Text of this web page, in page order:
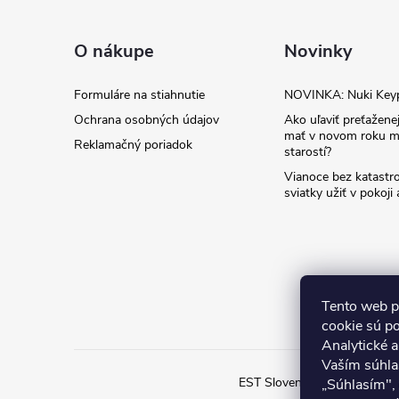
Tento web
cookie sú
Analytické
Vaším
O nákupe
Formuláre na stiahnutie
Ochrana osobných údajov
Reklamačný poriadok
Novinky
NOVINKA: Nuki
Ako uľaviť
mať v novom roku
starostí?
Vianoce bez
sviatky užiť v pokoji
EST Slovensko